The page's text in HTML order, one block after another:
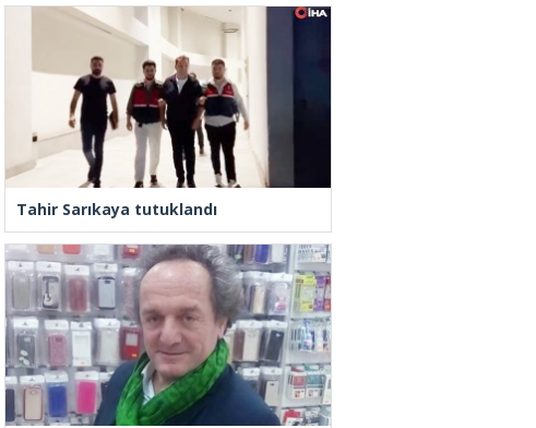
Tahir Sarıkaya tutuklandı